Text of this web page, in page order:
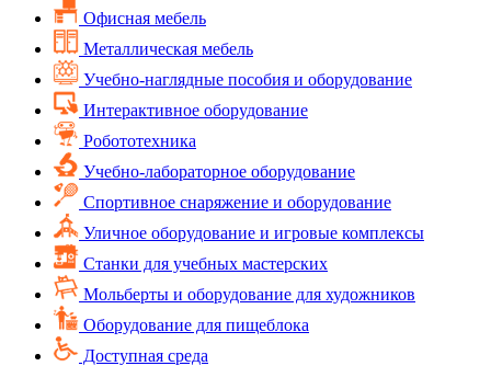
Офисная мебель
Металлическая мебель
Учебно-наглядные пособия и оборудование
Интерактивное оборудование
Робототехника
Учебно-лабораторное оборудование
Спортивное снаряжение и оборудование
Уличное оборудование и игровые комплексы
Cтанки для учебных мастерских
Мольберты и оборудование для художников
Оборудование для пищеблока
Доступная среда